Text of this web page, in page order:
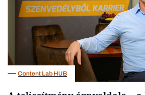
Content Lab HUB